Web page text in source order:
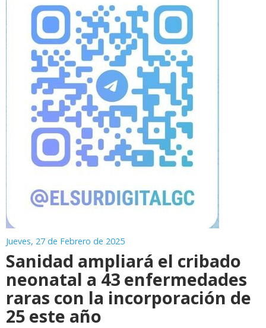
Jueves, 27 de Febrero de 2025
Sanidad ampliará el cribado
neonatal a 43 enfermedades
raras con la incorporación de
25 este año